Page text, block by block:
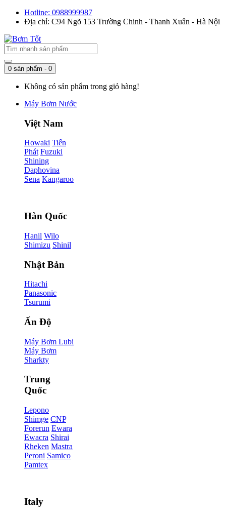
Hotline: 0988999987
Địa chỉ: C94 Ngõ 153 Trường Chinh - Thanh Xuân - Hà Nội
0 sản phẩm - 0
Không có sản phẩm trong giỏ hàng!
Máy Bơm Nước
Việt Nam
Howaki Tiến
Phát Fuzuki
Shining
Daphovina
Sena Kangaroo
Hàn Quốc
Hanil Wilo
Shimizu Shinil
Nhật Bản
Hitachi
Panasonic
Tsurumi
Ấn Độ
Máy Bơm Lubi
Máy Bơm
Sharkty
Trung
Quốc
Lepono
Shimge CNP
Forerun Ewara
Ewacra Shirai
Rheken Mastra
Peroni Samico
Pamtex
Italy